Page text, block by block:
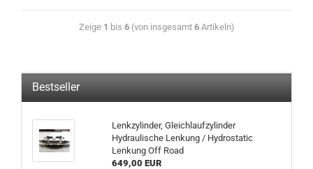
Zeige 1 bis 6(von insgesamt 6Artikeln)
Bestseller
Lenkzylinder, Gleichlaufzylinder
Hydraulische Lenkung / Hydrostatic
Lenkung Off Road
649,00 EUR